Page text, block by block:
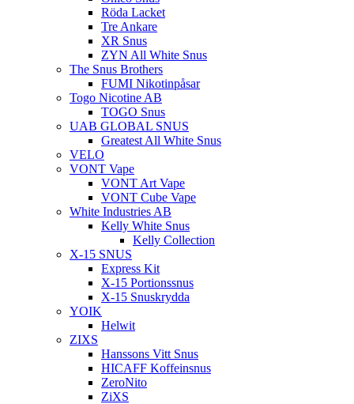
Röda Lacket
Tre Ankare
XR Snus
ZYN All White Snus
The Snus Brothers
FUMI Nikotinpåsar
Togo Nicotine AB
TOGO Snus
UAB GLOBAL SNUS
Greatest All White Snus
VELO
VONT Vape
VONT Art Vape
VONT Cube Vape
White Industries AB
Kelly White Snus
Kelly Collection
X-15 SNUS
Express Kit
X-15 Portionssnus
X-15 Snuskrydda
YOIK
Helwit
ZIXS
Hanssons Vitt Snus
HICAFF Koffeinsnus
ZeroNito
ZiXS